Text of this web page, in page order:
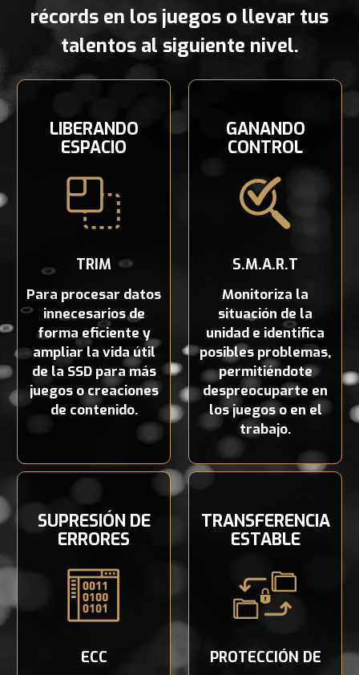
récords en los juegos o llevar tus
talentos al siguiente nivel.
LIBERANDO
ESPACIO
TRIM
Para procesar datos
innecesarios de
forma eficiente y
ampliar la vida útil
de la SSD para más
juegos o creaciones
de contenido.
GANANDO
CONTROL
S.M.A.R.T
Monitoriza la
situación de la
unidad e identifica
posibles problemas,
permitiéndote
despreocuparte en
los juegos o en el
trabajo.
SUPRESIÓN DE
ERRORES
ECC
TRANSFERENCIA
ESTABLE
PROTECCIÓN DE